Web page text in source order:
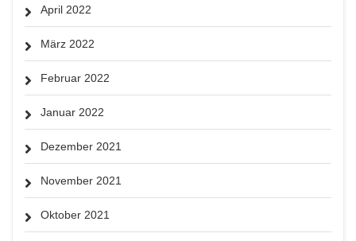
April 2022
März 2022
Februar 2022
Januar 2022
Dezember 2021
November 2021
Oktober 2021